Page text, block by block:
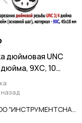
дюймовая UNC
9ХС, 10
дюйм, 45/18 мм.